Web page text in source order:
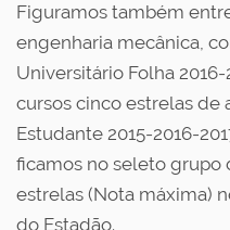
Figuramos também
engenharia mecânica,
Universitário Folha
cursos cinco estrelas de
Estudante 2015-2016-
ficamos no seleto grupo
estrelas (Nota máxima)
do Estadão.